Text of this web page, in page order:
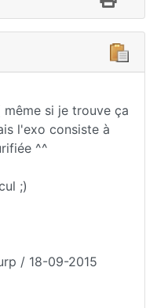
si je trouve ça
l'exo consiste à
^^
;)
/ 18-09-2015